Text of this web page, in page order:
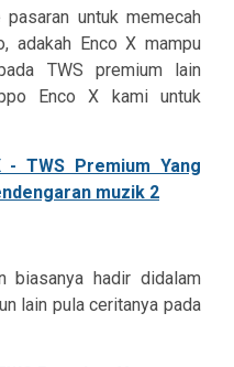
untuk memecah
adakah Enco X mampu
TWS premium lain
Enco X kami untuk
biasanya hadir didalam
lain pula ceritanya pada